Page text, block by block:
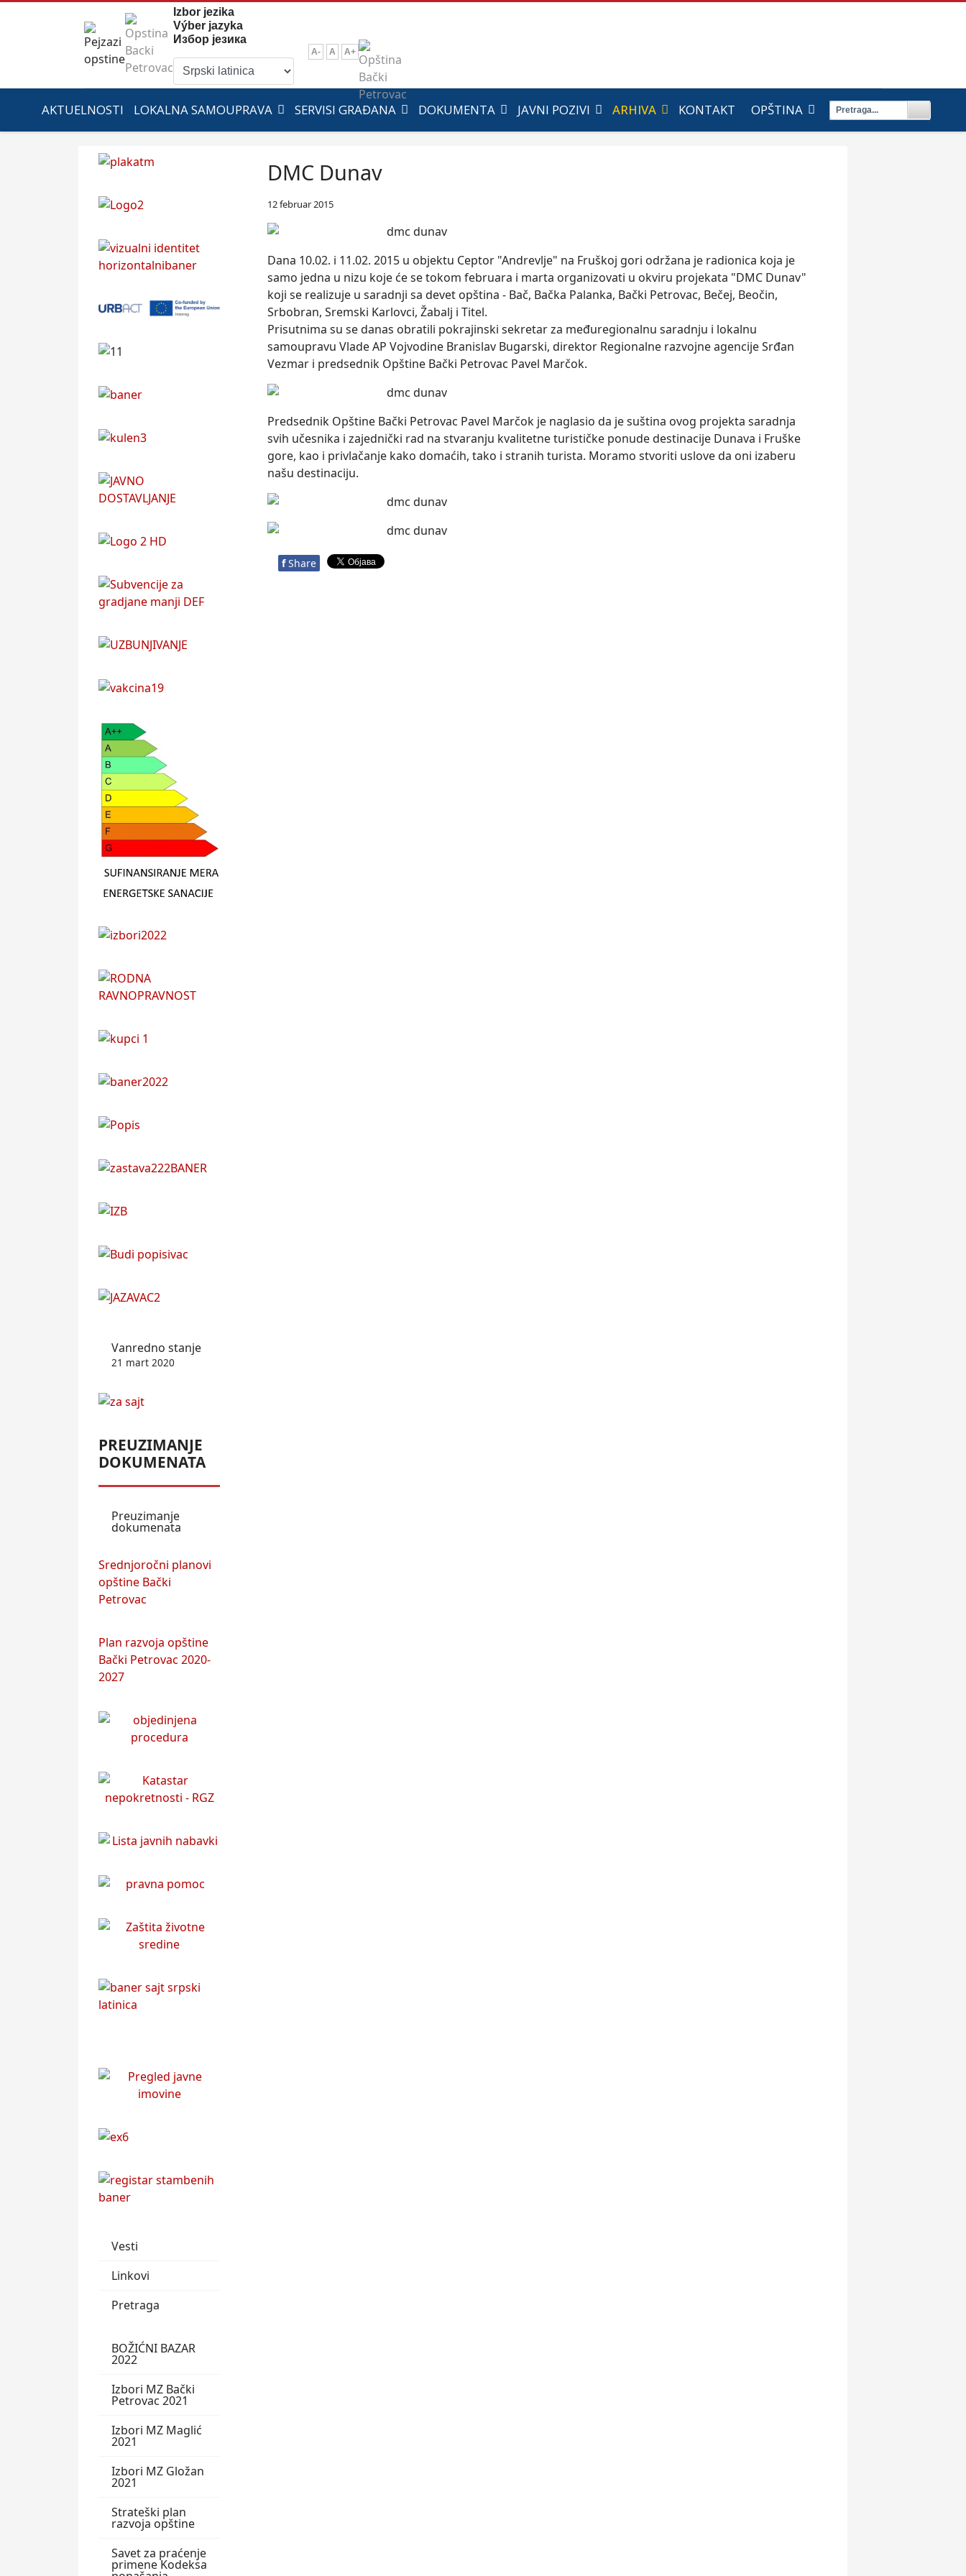
Izbor jezika
Výber jazyka
Избор језика
A- A A+
AKTUELNOSTI LOKALNA SAMOUPRAVA SERVISI GRAĐANA DOKUMENTA JAVNI POZIVI ARHIVA KONTAKT OPŠTINA
Vanredno stanje
21 mart 2020
PREUZIMANJE
DOKUMENATA
Preuzimanje
dokumenata
Srednjoročni planovi
opštine Bački
Petrovac
Plan razvoja opštine
Bački Petrovac 2020-
2027
Vesti
Linkovi
Pretraga
BOŽIĆNI BAZAR
2022
Izbori MZ Bački
Petrovac 2021
Izbori MZ Maglić
2021
Izbori MZ Gložan
2021
Strateški plan
razvoja opštine
Savet za praćenje
primene Kodeksa
DMC Dunav
12 februar 2015
Dana 10.02. i 11.02. 2015 u objektu Ceptor "Andrevlje" na Fruškoj gori održana je radionica koja je
samo jedna u nizu koje će se tokom februara i marta organizovati u okviru projekata "DMC Dunav"
koji se realizuje u saradnji sa devet opština - Bač, Bačka Palanka, Bački Petrovac, Bečej, Beočin,
Srbobran, Sremski Karlovci, Žabalj i Titel.
Prisutnima su se danas obratili pokrajinski sekretar za međuregionalnu saradnju i lokalnu
samoupravu Vlade AP Vojvodine Branislav Bugarski, direktor Regionalne razvojne agencije Srđan
Vezmar i predsednik Opštine Bački Petrovac Pavel Marčok.
Predsednik Opštine Bački Petrovac Pavel Marčok je naglasio da je suština ovog projekta saradnja
svih učesnika i zajednički rad na stvaranju kvalitetne turističke ponude destinacije Dunava i Fruške
gore, kao i privlačanje kako domaćih, tako i stranih turista. Moramo stvoriti uslove da oni izaberu
našu destinaciju.
f Share